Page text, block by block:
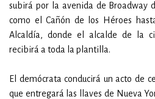
subirá por la avenida de Broadway
como el Cañón de los Héroes
Alcaldía, donde el alcalde de la
recibirá a toda la plantilla.
El demócrata conducirá un acto de
que entregará las llaves de Nueva